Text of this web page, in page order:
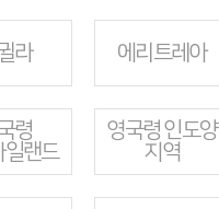
라 에리트레아
령
일랜드
영국령 인도양
지역